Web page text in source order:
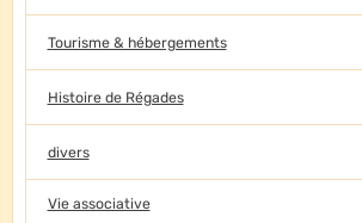
Tourisme & hébergements
Histoire de Régades
divers
Vie associative